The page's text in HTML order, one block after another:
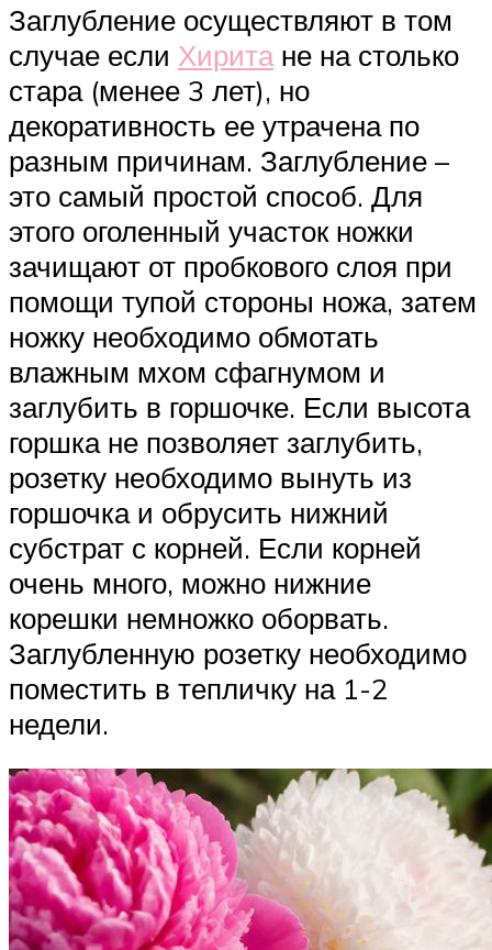
Заглубление осуществляют в том
случае если Хиритане на столько
стара (менее 3 лет), но
декоративность ее утрачена по
разным причинам. Заглубление –
это самый простой способ. Для
этого оголенный участок ножки
зачищают от пробкового слоя при
помощи тупой стороны ножа, затем
ножку необходимо обмотать
влажным мхом сфагнумом и
заглубить в горшочке. Если высота
горшка не позволяет заглубить,
розетку необходимо вынуть из
горшочка и обрусить нижний
субстрат с корней. Если корней
очень много, можно нижние
корешки немножко оборвать.
Заглубленную розетку необходимо
поместить в тепличку на 1-2
недели.